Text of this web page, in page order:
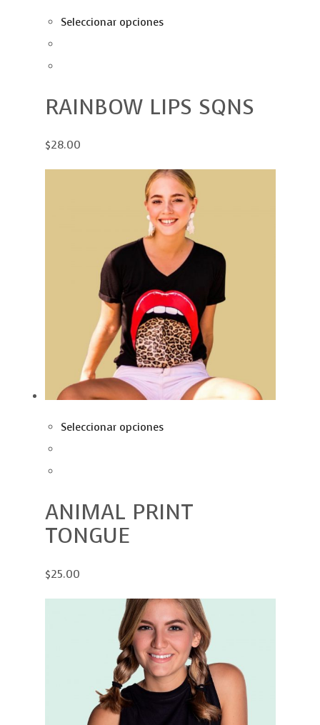
Seleccionar opciones
RAINBOW LIPS SQNS
$28.00
Seleccionar opciones
ANIMAL PRINT
TONGUE
$25.00